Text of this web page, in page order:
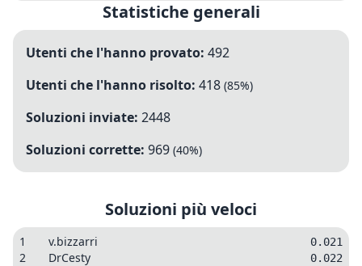
Statistiche generali
Utenti che l'hanno provato: 492
Utenti che l'hanno risolto: 418 (85%)
Soluzioni inviate: 2448
Soluzioni corrette: 969 (40%)
Soluzioni più veloci
1 v.bizzarri 0.021
2 DrCesty 0.022